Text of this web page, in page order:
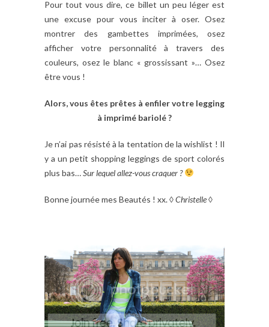
Pour tout vous dire, ce billet un peu léger est
une excuse pour vous inciter à oser. Osez
montrer des gambettes imprimées, osez
afficher votre personnalité à travers des
couleurs, osez le blanc « grossissant »… Osez
être vous !
Alors, vous êtes prêtes à enfiler votre legging
à imprimé bariolé ?
Je n’ai pas résisté à la tentation de la wishlist ! Il
y a un petit shopping leggings de sport colorés
plus bas…Sur lequel allez-vous craquer ?
Bonne journée mes Beautés ! xx. ◊Christelle◊